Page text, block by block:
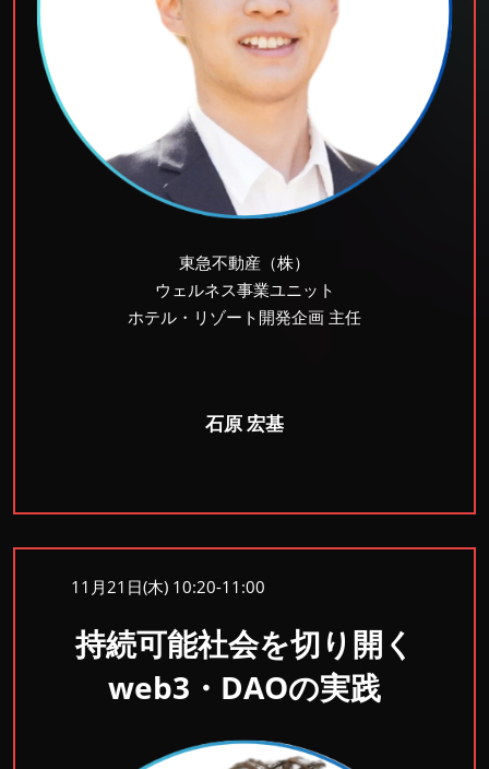
東急不動産（株）
ウェルネス事業ユニット
ホテル・リゾート開発企画 主任
石原 宏基
11月21日(木) 10:20-11:00
持続可能社会を切り開く
web3・DAOの実践